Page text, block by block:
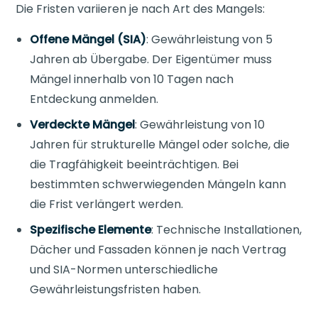
Die Fristen variieren je nach Art des Mangels:
Offene Mängel (SIA): Gewährleistung von 5
Jahren ab Übergabe. Der Eigentümer muss
Mängel innerhalb von 10 Tagen nach
Entdeckung anmelden.
Verdeckte Mängel: Gewährleistung von 10
Jahren für strukturelle Mängel oder solche, die
die Tragfähigkeit beeinträchtigen. Bei
bestimmten schwerwiegenden Mängeln kann
die Frist verlängert werden.
Spezifische Elemente: Technische Installationen,
Dächer und Fassaden können je nach Vertrag
und SIA-Normen unterschiedliche
Gewährleistungsfristen haben.